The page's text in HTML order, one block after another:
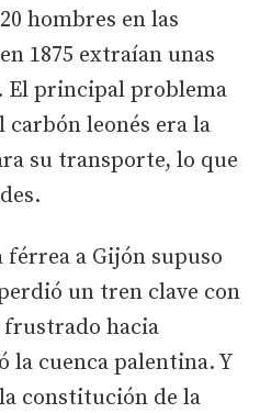
hombres en las
1875 extraían unas
El principal problema
carbón leonés era la
su transporte, lo que
a Gijón supuso
un tren clave con
frustrado hacia
la cuenca palentina. Y
constitución de la